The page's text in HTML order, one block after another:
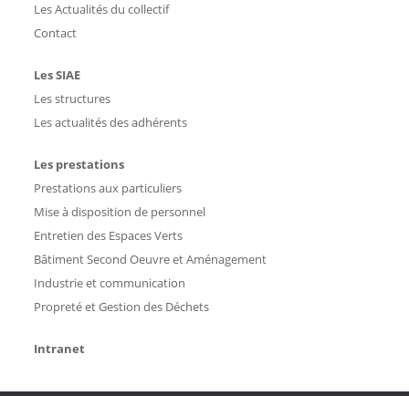
Les Actualités du collectif
Contact
Les SIAE
Les structures
Les actualités des adhérents
Les prestations
Prestations aux particuliers
Mise à disposition de personnel
Entretien des Espaces Verts
Bâtiment Second Oeuvre et Aménagement
Industrie et communication
Propreté et Gestion des Déchets
Intranet